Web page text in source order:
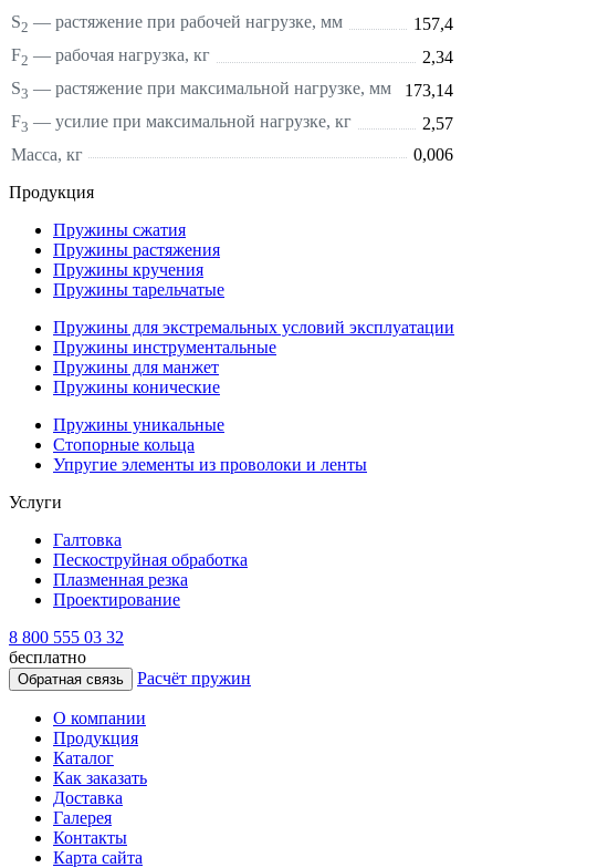
S2 — растяжение при рабочей нагрузке, мм
157,4
F2 — рабочая нагрузка, кг
2,34
S3 — растяжение при максимальной нагрузке, мм
173,14
F3 — усилие при максимальной нагрузке, кг
2,57
Масса, кг
0,006
Продукция
Пружины сжатия
Пружины растяжения
Пружины кручения
Пружины тарельчатые
Пружины для экстремальных условий эксплуатации
Пружины инструментальные
Пружины для манжет
Пружины конические
Пружины уникальные
Стопорные кольца
Упругие элементы из проволоки и ленты
Услуги
Галтовка
Пескоструйная обработка
Плазменная резка
Проектирование
8 800 555 03 32
бесплатно
Обратная связь Расчёт пружин
О компании
Продукция
Каталог
Как заказать
Доставка
Галерея
Контакты
Карта сайта